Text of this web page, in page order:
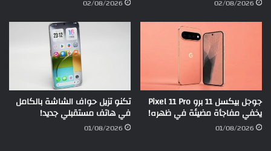
02/08/2026
02/08/2026
جوجل بيكسل 11 برو Pixel 11 Pro
يخفي مفاجأة مضيئة في ظهره!
01/08/2026
تكنو تزيل حواف الشاشة بالكامل
في هاتف مستقبلي جديد!
01/08/2026